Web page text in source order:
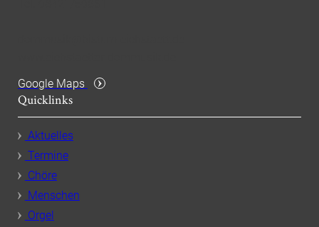
Google Maps
Quicklinks
Aktuelles
Termine
Chöre
Menschen
Orgel